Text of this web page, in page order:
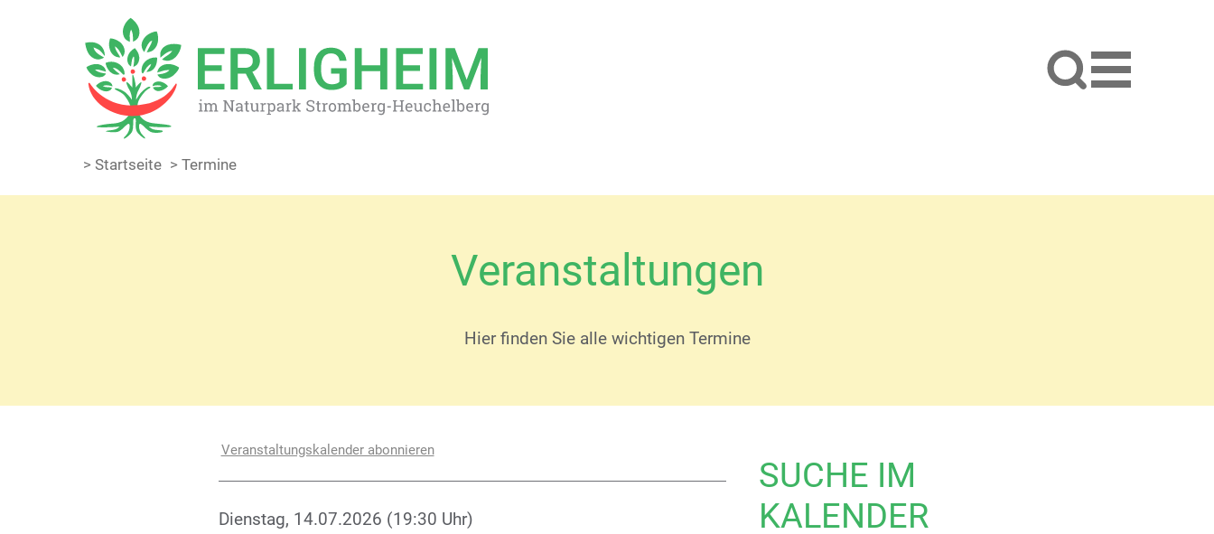
> Startseite > Termine
Veranstaltungen
Hier finden Sie alle wichtigen Termine
SUCHE IM
KALENDER
Veranstaltungskalender abonnieren
Dienstag, 14.07.2026 (19:30 Uhr)